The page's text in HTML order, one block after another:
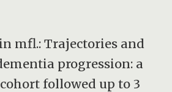
mfl.: Trajectories and
progression: a
followed up to 3